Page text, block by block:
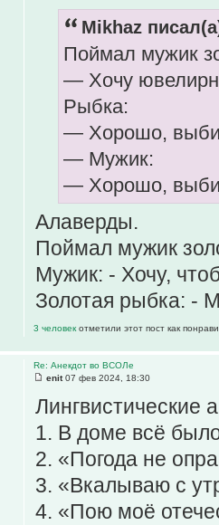
Mikhaz
Поймал мужик
— Хочу
Рыбка:
— Хорошо,
— Мужик:
— Хорошо,
Алаверды.
Поймал мужик
Мужик: - Хочу,
Золотая рыбка: -
3 человек отметили этот пост как
Re: Анекдот во ВСОЛе
enit07 фев 2024, 18:30
Лингвистические
1. В доме всё
2. «Погода не
3. «Вкалываю с
4. «Пою моё